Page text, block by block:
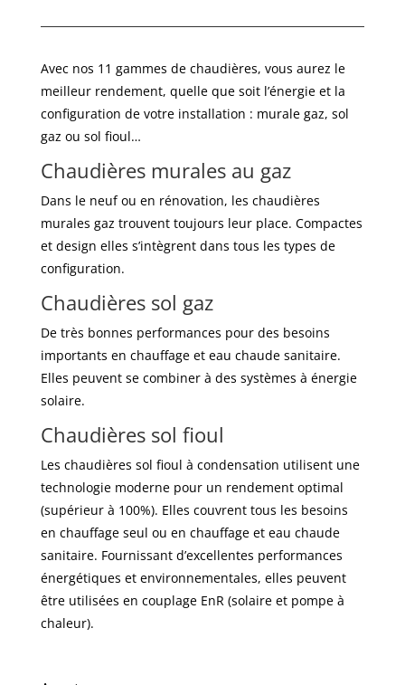
Avec nos 11 gammes de chaudières, vous aurez le
meilleur rendement, quelle que soit l’énergie et la
configuration de votre installation : murale gaz, sol
gaz ou sol fioul…
Chaudières murales au gaz
Dans le neuf ou en rénovation, les chaudières
murales gaz trouvent toujours leur place. Compactes
et design elles s’intègrent dans tous les types de
configuration.
Chaudières sol gaz
De très bonnes performances pour des besoins
importants en chauffage et eau chaude sanitaire.
Elles peuvent se combiner à des systèmes à énergie
solaire.
Chaudières sol fioul
Les chaudières sol fioul à condensation utilisent une
technologie moderne pour un rendement optimal
(supérieur à 100%). Elles couvrent tous les besoins
en chauffage seul ou en chauffage et eau chaude
sanitaire. Fournissant d’excellentes performances
énergétiques et environnementales, elles peuvent
être utilisées en couplage EnR (solaire et pompe à
chaleur).